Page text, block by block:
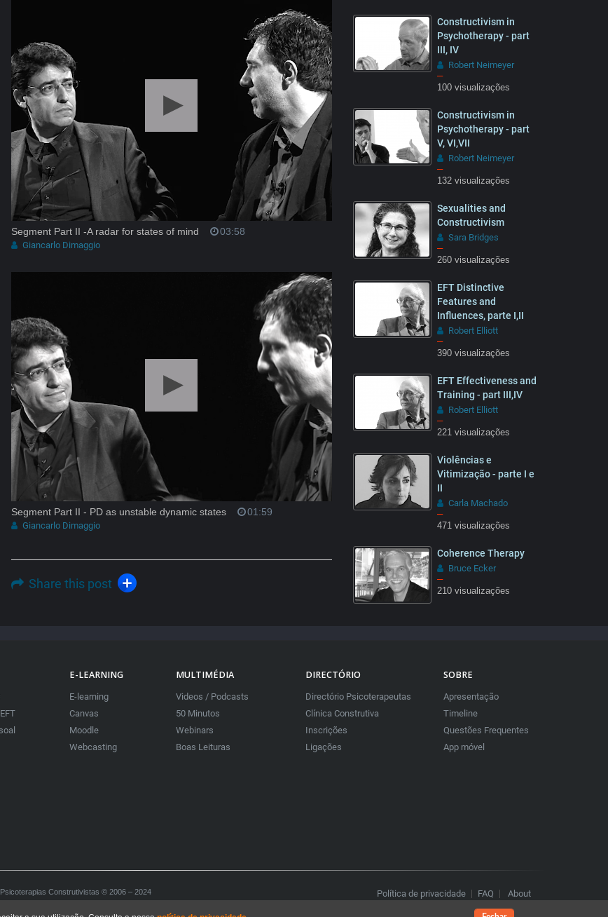
Segment Part II -A radar for states of mind 03:58
Giancarlo Dimaggio
Segment Part II - PD as unstable dynamic states 01:59
Giancarlo Dimaggio
Share this post
Constructivism in
Psychotherapy - part
III, IV
Robert Neimeyer
–
100 visualizações
Constructivism in
Psychotherapy - part
V, VI,VII
Robert Neimeyer
–
132 visualizações
50:16
Sexualities and
Constructivism
Sara Bridges
–
260 visualizações
EFT Distinctive
Features and
Influences, parte I,II
Robert Elliott
–
390 visualizações
09:22
EFT Effectiveness and
Training - part III,IV
Robert Elliott
–
221 visualizações
Violências e
Vitimização - parte I e
II
Carla Machado
–
471 visualizações
Coherence Therapy
Bruce Ecker
–
210 visualizações
E-LEARNING
E-learning
Canvas
Moodle
Webcasting
MULTIMÉDIA
Videos / Podcasts
50 Minutos
Webinars
Boas Leituras
DIRECTÓRIO
Directório Psicoterapeutas
Clínica Construtiva
Inscrições
Ligações
SOBRE
Apresentação
Timeline
Questões Frequentes
App móvel
Política de privacidade FAQ About
Construtivistas © 2006 – 2024